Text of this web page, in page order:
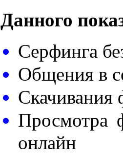
Данного
Серфинга
Общения в
Скачивания
Просмотра
онлайн